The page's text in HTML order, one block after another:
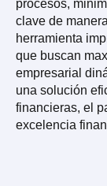
procesos,
clave de
herramienta
que buscan
empresarial
una solución
financieras, el
excelencia